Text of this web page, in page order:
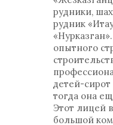
рудники,
рудник
опытного
детей-
тогда она
Этот лицей
большой